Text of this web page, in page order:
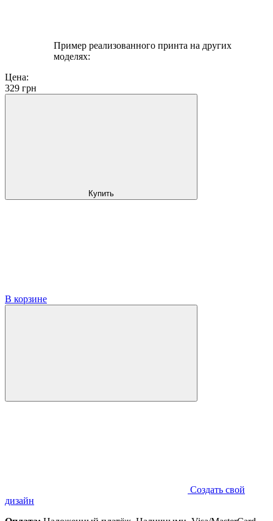
Пример реализованного принта на других
моделях:
Цена:
329 грн
Купить
В корзине
Создать свой
дизайн